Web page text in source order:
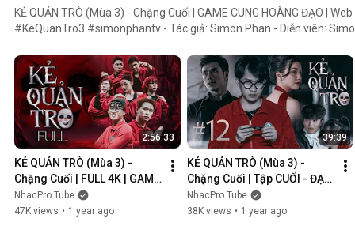
KẺ QUẢN TRÒ (Mùa 3) - Chặng Cuối | GAME CUNG HOÀNG ĐẠO |
#KeQuanTro3 #simonphantv - Tác giả: Simon Phan - Diễn viên: Simon Phan, Bnat, Huỳnh Nhựt,
hơi hướng của show truyền hình thực tế, nhưng dần trở nên đen tối
người chiến thắng cuối cùng?. Mục đích của KẺ QUẢN TRÒ là gì?. Và
mặt nạ. Tất cả sẽ tiết lộ trong seri web drama KẺ QUẢN TRÒ (Mùa
Huỳnh Nhựt _ Diễn viên Huỳnh Nhựt Bnat _ Ca sĩ Bnat Bảo Ngân _
TikToker Trúc Khánh Duy _ Nghệ sĩ Khánh Duy Simon Phan _ Em trai
2:56:33
KẺ QUẢN TRÒ (Mùa 3) -
Chặng Cuối | FULL 4K | GAME
CUNG HOÀNG ĐẠO || Web
Drama 2025
NhacPro Tube
47K views • 1 year ago
39:39
KẺ QUẢN TRÒ (Mùa 3) -
Chặng Cuối | Tập CUỐI - ĐẠI
KẾT CỤC | GAME CUNG
HOÀNG ĐẠO || Web Drama
NhacPro Tube
38K views • 1 year ago